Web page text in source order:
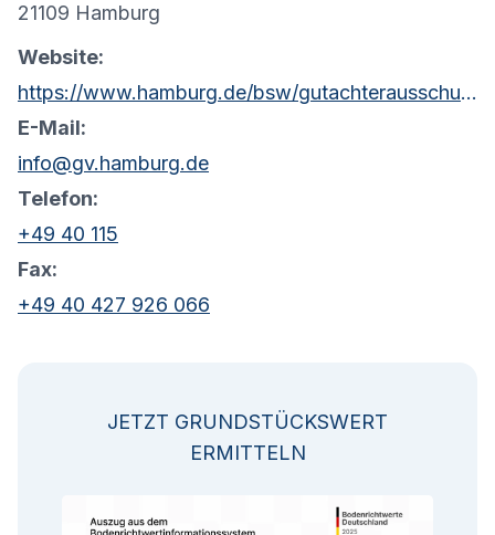
21109 Hamburg
Website:
https://www.hamburg.de/bsw/gutachterausschuss
E-Mail:
info@gv.hamburg.de
Telefon:
+49 40 115
Fax:
+49 40 427 926 066
JETZT GRUNDSTÜCKSWERT
ERMITTELN